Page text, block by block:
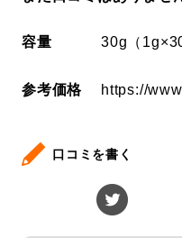
容量 30g（
参考価格 https://
口コミを書く